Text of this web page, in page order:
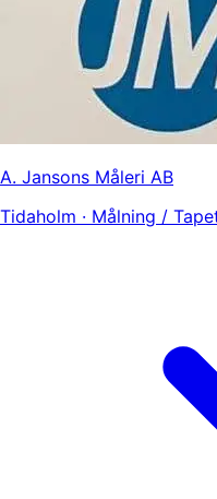
A. Jansons Måleri AB
Tidaholm · Målning /